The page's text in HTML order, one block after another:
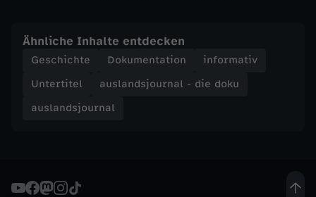
s
l
a
d
Ähnliche Inhalte entdecken
Geschichte Dokumentation
informativ
Untertitel
auslandsjournal - die doku
auslandsjournal